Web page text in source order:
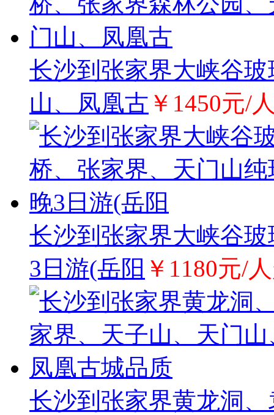
长沙到张家界大峡谷
山、凤凰古 ￥1450元/
长沙到张家界大峡谷
3日游(岳阳 ￥1180元/
长沙到张家界黄龙洞